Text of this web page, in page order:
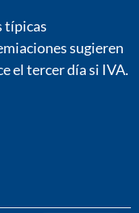
típicas
sugieren
el tercer día si IVA.